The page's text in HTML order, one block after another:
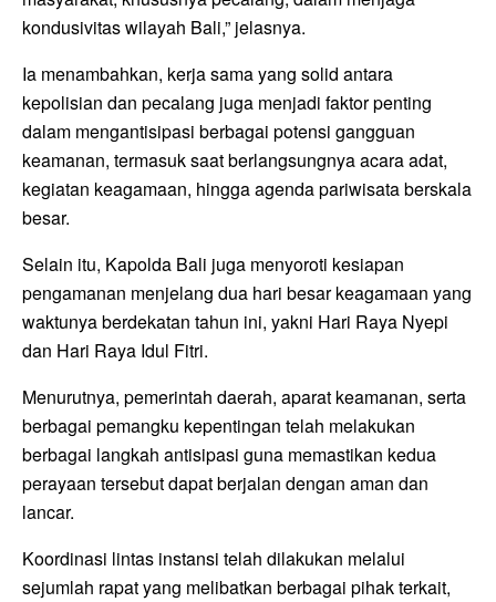
kondusivitas wilayah Bali,” jelasnya.
Ia menambahkan, kerja sama yang solid antara
kepolisian dan pecalang juga menjadi faktor penting
dalam mengantisipasi berbagai potensi gangguan
keamanan, termasuk saat berlangsungnya acara adat,
kegiatan keagamaan, hingga agenda pariwisata berskala
besar.
Selain itu, Kapolda Bali juga menyoroti kesiapan
pengamanan menjelang dua hari besar keagamaan yang
waktunya berdekatan tahun ini, yakni Hari Raya Nyepi
dan Hari Raya Idul Fitri.
Menurutnya, pemerintah daerah, aparat keamanan, serta
berbagai pemangku kepentingan telah melakukan
berbagai langkah antisipasi guna memastikan kedua
perayaan tersebut dapat berjalan dengan aman dan
lancar.
Koordinasi lintas instansi telah dilakukan melalui
sejumlah rapat yang melibatkan berbagai pihak terkait,